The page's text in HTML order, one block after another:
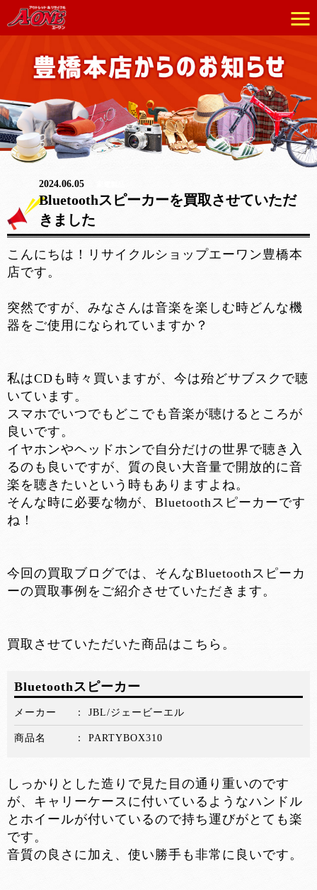
2024.06.05
Bluetoothスピーカーを買取させていただ
きました
こんにちは！リサイクルショップエーワン豊橋本
店です。
突然ですが、みなさんは音楽を楽しむ時どんな機
器をご使用になられていますか？
私はCDも時々買いますが、今は殆どサブスクで聴
いています。
スマホでいつでもどこでも音楽が聴けるところが
良いです。
イヤホンやヘッドホンで自分だけの世界で聴き入
るのも良いですが、質の良い大音量で開放的に音
楽を聴きたいという時もありますよね。
そんな時に必要な物が、Bluetoothスピーカーです
ね！
今回の買取ブログでは、そんなBluetoothスピーカ
ーの買取事例をご紹介させていただきます。
買取させていただいた商品はこちら。
Bluetoothスピーカー
メーカー JBL/ジェービーエル
商品名 PARTYBOX310
しっかりとした造りで見た目の通り重いのです
が、キャリーケースに付いているようなハンドル
とホイールが付いているので持ち運びがとても楽
です。
音質の良さに加え、使い勝手も非常に良いです。